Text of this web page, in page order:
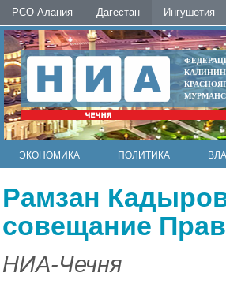
РСО-Алания Дагестан Ингушетия
ЭКОНОМИКА ПОЛИТИКА
Рамзан
совещание
НИА-Чечня